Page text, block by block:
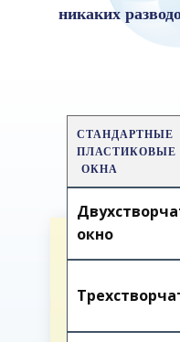
никаких
СТАНДАРТНЫЕ
ПЛАСТИКОВЫЕ
ОКНА
окно